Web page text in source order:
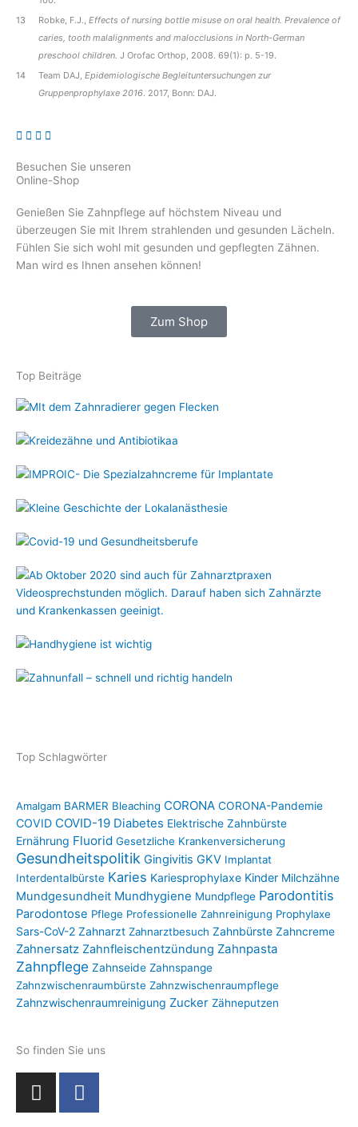
13
Robke, F.J.,Effects of nursing bottle misuse on oral health. Prevalence of
caries, tooth malalignments and malocclusions in North-German
preschool children. J Orofac Orthop, 2008. 69(1): p. 5-19.
14
Team DAJ,Epidemiologische Begleituntersuchungen zur
Gruppenprophylaxe 2016. 2017, Bonn: DAJ.
Besuchen Sie unseren
Online-Shop
Genießen Sie Zahnpflege auf höchstem Niveau und
überzeugen Sie mit Ihrem strahlenden und gesunden Lächeln.
Fühlen Sie sich wohl mit gesunden und gepflegten Zähnen.
Man wird es Ihnen ansehen können!
Zum Shop
Top Beiträge
Top Schlagwörter
Amalgam BARMER Bleaching CORONA CORONA-Pandemie
COVID COVID-19 Diabetes Elektrische Zahnbürste
Ernährung Fluorid Gesetzliche Krankenversicherung
Gesundheitspolitik Gingivitis GKV Implantat
Interdentalbürste Karies Kariesprophylaxe Kinder Milchzähne
Mundgesundheit Mundhygiene Mundpflege Parodontitis
Parodontose Pflege Professionelle Zahnreinigung Prophylaxe
Sars-CoV-2 Zahnarzt Zahnarztbesuch Zahnbürste Zahncreme
Zahnersatz Zahnfleischentzündung Zahnpasta
Zahnpflege Zahnseide Zahnspange
Zahnzwischenraumbürste Zahnzwischenraumpflege
Zahnzwischenraumreinigung Zucker Zähneputzen
So finden Sie uns
I
n
F
a